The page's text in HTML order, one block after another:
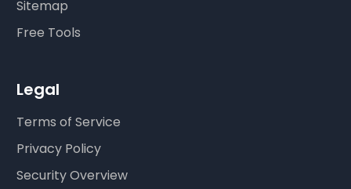
Sitemap
Free Tools
Legal
Terms of Service
Privacy Policy
Security Overview